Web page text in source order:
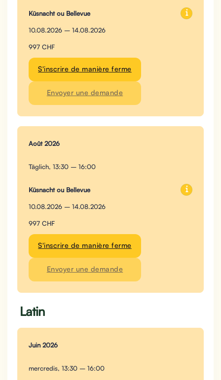
Küsnacht ou Bellevue
10.08.2026 – 14.08.2026
997 CHF
S'inscrire de manière ferme
Envoyer une demande
Août 2026
Täglich, 13:30 – 16:00
Küsnacht ou Bellevue
10.08.2026 – 14.08.2026
997 CHF
S'inscrire de manière ferme
Envoyer une demande
Latin
Juin 2026
mercredis, 13:30 – 16:00